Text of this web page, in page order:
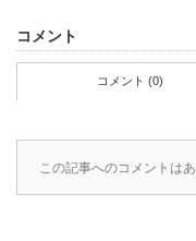
コメント
コメント (0)
この記事へのコメントはあ